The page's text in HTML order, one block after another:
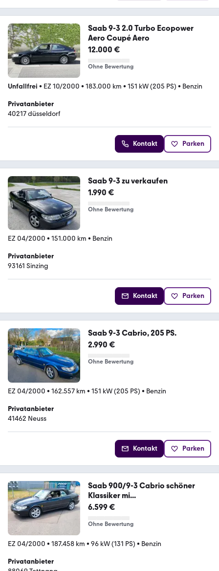
Saab 9-3 2.0 Turbo Ecopower
Aero Coupé Aero
12.000 €
Ohne Bewertung
Unfallfrei • EZ 10/2000 • 183.000 km • 151 kW (205 PS) • Benzin
Privatanbieter
40217 düsseldorf
Kontakt Parken
Saab 9-3 zu verkaufen
1.990 €
Ohne Bewertung
EZ 04/2000 • 151.000 km • Benzin
Privatanbieter
93161 Sinzing
Kontakt Parken
Saab 9-3 Cabrio, 205 PS.
2.990 €
Ohne Bewertung
EZ 04/2000 • 162.557 km • 151 kW (205 PS) • Benzin
Privatanbieter
41462 Neuss
Kontakt Parken
Saab 900/9-3 Cabrio schöner
Klassiker mi...
6.599 €
Ohne Bewertung
EZ 04/2000 • 187.458 km • 96 kW (131 PS) • Benzin
Privatanbieter